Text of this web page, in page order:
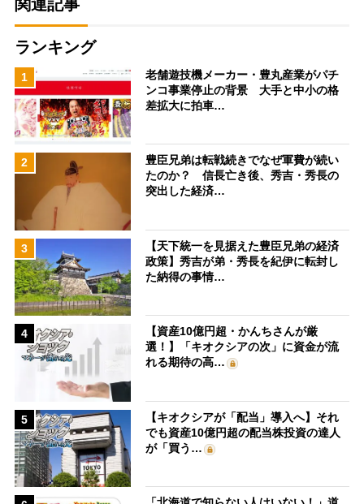
関連記事
ランキング
1
老舗遊技機メーカー・豊丸産業がパチ
ンコ事業停止の背景 大手と中小の格
差拡大に拍車…
2
豊臣兄弟は転戦続きでなぜ軍費が続い
たのか？ 信長亡き後、秀吉・秀長の
突出した経済…
3
【天下統一を見据えた豊臣兄弟の経済
政策】秀吉が弟・秀長を紀伊に転封し
た納得の事情…
4
【資産10億円超・かんちさんが厳
選！】「キオクシアの次」に資金が流
れる期待の高…
5
【キオクシアが「配当」導入へ】それ
でも資産10億円超の配当株投資の達人
が「買う…